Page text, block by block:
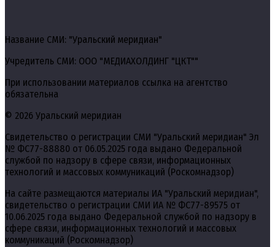
Название СМИ: "Уральский меридиан"
Учредитель СМИ: ООО "МЕДИАХОЛДИНГ "ЦКТ""
При использовании материалов ссылка на агентство
обязательна
© 2026 Уральский меридиан
Свидетельство о регистрации СМИ "Уральский меридиан" Эл
№ ФС77-88880 от 06.05.2025 года выдано Федеральной
службой по надзору в сфере связи, информационных
технологий и массовых коммуникаций (Роскомнадзор)
На сайте размещаются материалы ИА "Уральский меридиан",
свидетельство о регистрации СМИ ИА № ФС77-89575 от
10.06.2025 года выдано Федеральной службой по надзору в
сфере связи, информационных технологий и массовых
коммуникаций (Роскомнадзор)